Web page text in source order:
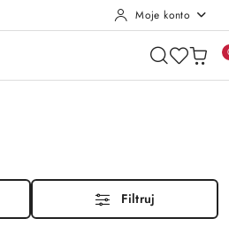
Moje konto
Filtruj